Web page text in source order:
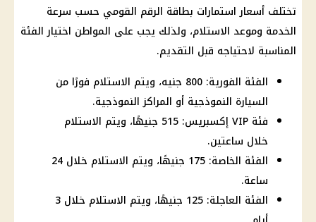
تختلف أسعار استمارات بطاقة الرقم القومي حسب سرعة
الخدمة وموعد الاستلام، ولذلك يجب على المواطن اختيار الفئة
المناسبة لاحتياجه قبل التقديم.
الفئة الفورية: 800 جنيه، ويتم الاستلام فورًا من
السيارة النموذجية أو المراكز النموذجية.
فئة VIP إكسبريس: 515 جنيهًا، ويتم الاستلام
خلال ساعتين.
الفئة الخاصة: 175 جنيهًا، ويتم الاستلام خلال 24
ساعة.
الفئة العاجلة: 125 جنيهًا، ويتم الاستلام خلال 3